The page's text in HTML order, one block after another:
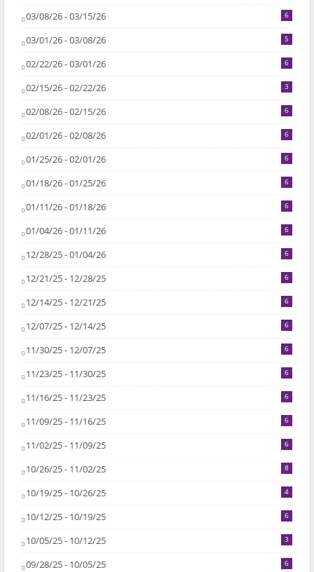
03/08/26 - 03/15/26 6
03/01/26 - 03/08/26 5
02/22/26 - 03/01/26 6
02/15/26 - 02/22/26 3
02/08/26 - 02/15/26 6
02/01/26 - 02/08/26 6
01/25/26 - 02/01/26 6
01/18/26 - 01/25/26 6
01/11/26 - 01/18/26 6
01/04/26 - 01/11/26 6
12/28/25 - 01/04/26 6
12/21/25 - 12/28/25 6
12/14/25 - 12/21/25 6
12/07/25 - 12/14/25 6
11/30/25 - 12/07/25 6
11/23/25 - 11/30/25 6
11/16/25 - 11/23/25 6
11/09/25 - 11/16/25 6
11/02/25 - 11/09/25 6
10/26/25 - 11/02/25 8
10/19/25 - 10/26/25 4
10/12/25 - 10/19/25 6
10/05/25 - 10/12/25 3
09/28/25 - 10/05/25 6